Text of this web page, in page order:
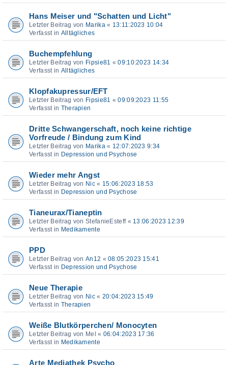
Hans Meiser und "Schatten und Licht"
Letzter Beitrag von Marika« 13:11:2023 10:04
Verfasst in Alltägliches
Buchempfehlung
Letzter Beitrag von Fipsie81 «09:10:2023 14:34
Verfasst in Alltägliches
Klopfakupressur/EFT
Letzter Beitrag von Fipsie81 «09:09:2023 11:55
Verfasst in Therapien
Dritte Schwangerschaft, noch keine richtige
Vorfreude / Bindung zum Kind
Letzter Beitrag von Marika« 12:07:2023 9:34
Verfasst in Depression und Psychose
Wieder mehr Angst
Letzter Beitrag von Nic« 15:06:2023 18:53
Verfasst in Depression und Psychose
Tianeurax/Tianeptin
Letzter Beitrag vonStefanieEsteff« 13:06:2023 12:39
Verfasst in Medikamente
PPD
Letzter Beitrag von An12 «08:05:2023 15:41
Verfasst in Depression und Psychose
Neue Therapie
Letzter Beitrag von Nic« 20:04:2023 15:49
Verfasst in Therapien
Weiße Blutkörperchen/ Monocyten
Letzter Beitrag von Mel « 06:04:2023 17:36
Verfasst in Medikamente
Arte Mediathek Psycho